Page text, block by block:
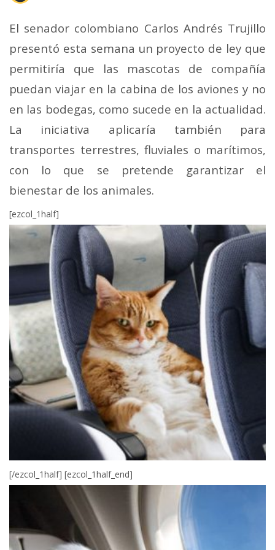
El senador colombiano Carlos Andrés Trujillo
presentó esta semana un proyecto de ley que
permitiría que las mascotas de compañía
puedan viajar en la cabina de los aviones y no
en las bodegas, como sucede en la actualidad.
La iniciativa aplicaría también para
transportes terrestres, fluviales o marítimos,
con lo que se pretende garantizar el
bienestar de los animales.
[ezcol_1half]
[/ezcol_1half] [ezcol_1half_end]